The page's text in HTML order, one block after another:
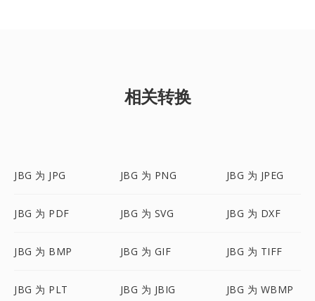
相关转换
JBG 为 JPG JBG 为 PNG JBG 为 JPEG
JBG 为 PDF JBG 为 SVG JBG 为 DXF
JBG 为 BMP JBG 为 GIF JBG 为 TIFF
JBG 为 PLT JBG 为 JBIG JBG 为 WBMP